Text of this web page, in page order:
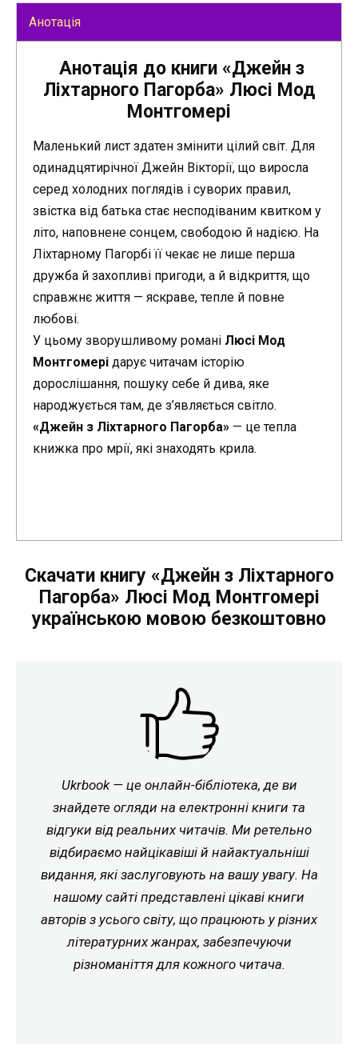
Анотація
Анотація до книги «Джейн з
Ліхтарного Пагорба» Люсі Мод
Монтгомері
Маленький лист здатен змінити цілий світ. Для
одинадцятирічної Джейн Вікторії, що виросла
серед холодних поглядів і суворих правил,
звістка від батька стає несподіваним квитком у
літо, наповнене сонцем, свободою й надією. На
Ліхтарному Пагорбі її чекає не лише перша
дружба й захопливі пригоди, а й відкриття, що
справжнє життя — яскраве, тепле й повне
любові.
У цьому зворушливому романі Люсі Мод
Монтгомері дарує читачам історію
дорослішання, пошуку себе й дива, яке
народжується там, де з’являється світло.
«Джейн з Ліхтарного Пагорба» — це тепла
книжка про мрії, які знаходять крила.
Скачати книгу «Джейн з Ліхтарного
Пагорба» Люсі Мод Монтгомері
українською мовою безкоштовно
Ukrbook — це онлайн-бібліотека, де ви
знайдете огляди на електронні книги та
відгуки від реальних читачів. Ми ретельно
відбираємо найцікавіші й найактуальніші
видання, які заслуговують на вашу увагу. На
нашому сайті представлені цікаві книги
авторів з усього світу, що працюють у різних
літературних жанрах, забезпечуючи
різноманіття для кожного читача.